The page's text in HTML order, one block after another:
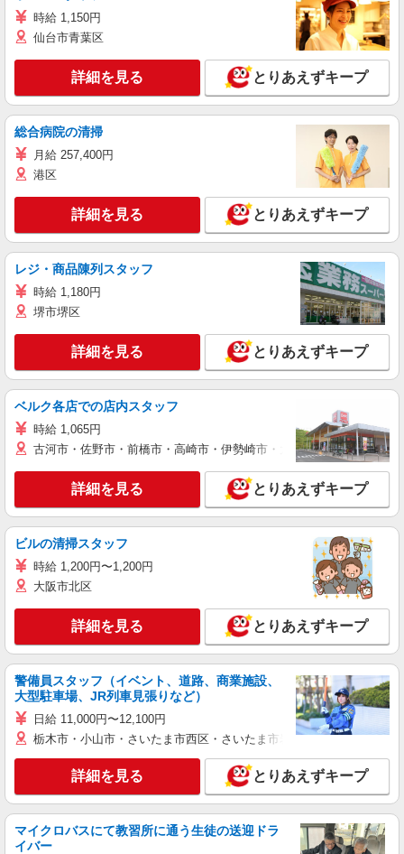
時給 1,150円
仙台市青葉区
詳細を見る とりあえずキープ
総合病院の清掃
月給 257,400円
港区
詳細を見る とりあえずキープ
レジ・商品陳列スタッフ
時給 1,180円
堺市堺区
詳細を見る とりあえずキープ
ベルク各店での店内スタッフ
時給 1,065円
古河市・佐野市・前橋市・高崎市・伊勢崎市・太田市・館林市・藤
詳細を見る とりあえずキープ
ビルの清掃スタッフ
時給 1,200円〜1,200円
大阪市北区
詳細を見る とりあえずキープ
警備員スタッフ（イベント、道路、商業施設、
大型駐車場、JR列車見張りなど）
日給 11,000円〜12,100円
栃木市・小山市・さいたま市西区・さいたま市岩槻区・久喜市・蓮田
詳細を見る とりあえずキープ
マイクロバスにて教習所に通う生徒の送迎ドラ
イバー